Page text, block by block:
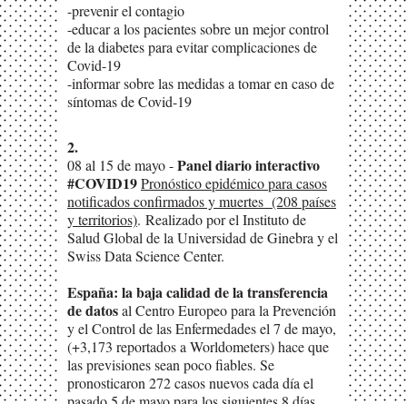
-prevenir el contagio
-educar a los pacientes sobre un mejor control
de la diabetes para evitar complicaciones de
Covid-19
-informar sobre las medidas a tomar en caso de
síntomas de Covid-19
2.
08 al 15 de mayo -Panel diario interactivo
#COVID19Pronóstico epidémico para casos
notificados confirmados y muertes (208 países
y territorios). Realizado por el Instituto de
Salud Global de la Universidad de Ginebra y el
Swiss Data Science Center.
España: la baja calidad de la transferencia
de datosal Centro Europeo para la Prevención
y el Control de las Enfermedades el 7 de mayo,
(+3,173 reportados a Worldometers) hace que
las previsiones sean poco fiables. Se
pronosticaron 272 casos nuevos cada día el